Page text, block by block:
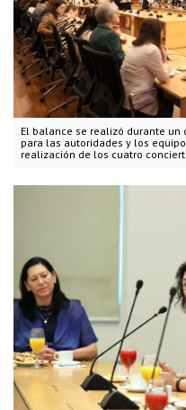
El balance se realizó durante un
para las autoridades y los
realización de los cuatro